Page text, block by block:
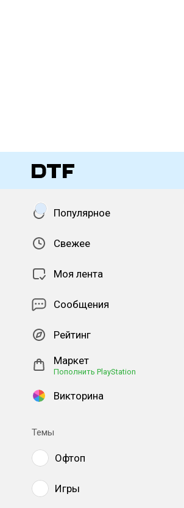
Популярное
Свежее
Моя лента
Сообщения
Рейтинг
Маркет
Пополнить PlayStation
Викторина
Темы
Офтоп
Игры